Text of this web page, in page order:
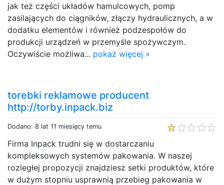
jak też części układów hamulcowych, pomp
zasilających do ciągników, złączy hydraulicznych, a w
dodatku elementów i również podzespołów do
produkcji urządzeń w przemyśle spożywczym.
Oczywiście możliwa... pokaż więcej »
torebki reklamowe producent
http://torby.inpack.biz
Dodano: 8 lat 11 miesięcy temu
Firma Inpack trudni się w dostarczaniu
kompleksowych systemów pakowania. W naszej
rozległej propozycji znajdziesz setki produktów, które
w dużym stopniu usprawnią przebieg pakowania w